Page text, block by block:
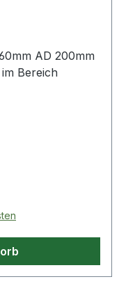
AD 200mm